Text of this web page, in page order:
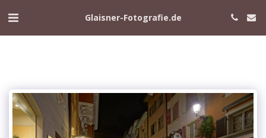
Glaisner-Fotografie.de